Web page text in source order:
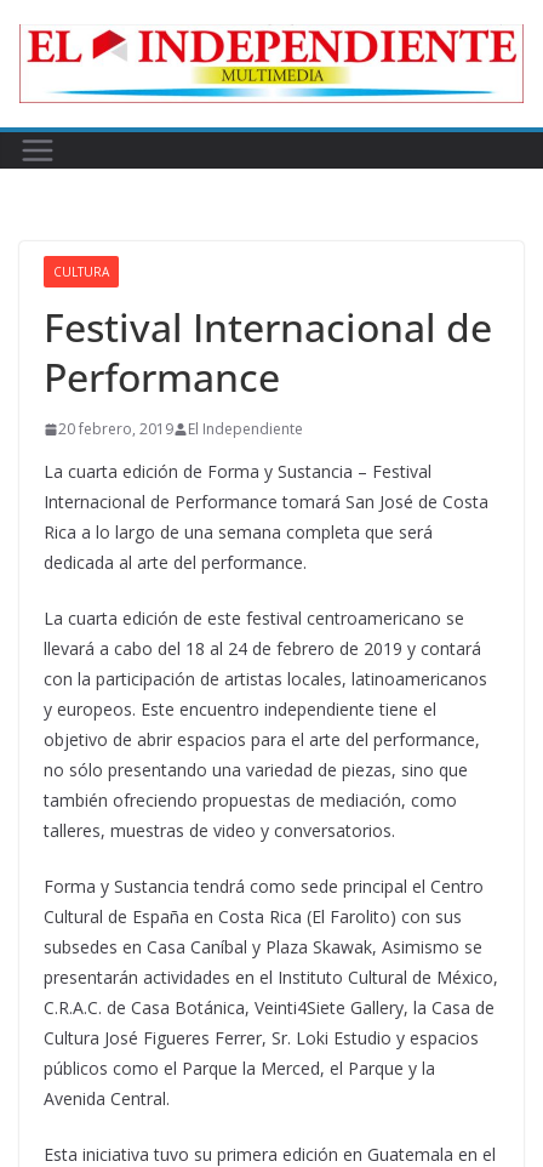
CULTURA
Festival Internacional de
Performance
20 febrero, 2019 El Independiente
La cuarta edición de Forma y Sustancia – Festival
Internacional de Performance tomará San José de Costa
Rica a lo largo de una semana completa que será
dedicada al arte del performance.
La cuarta edición de este festival centroamericano se
llevará a cabo del 18 al 24 de febrero de 2019 y contará
con la participación de artistas locales, latinoamericanos
y europeos. Este encuentro independiente tiene el
objetivo de abrir espacios para el arte del performance,
no sólo presentando una variedad de piezas, sino que
también ofreciendo propuestas de mediación, como
talleres, muestras de video y conversatorios.
Forma y Sustancia tendrá como sede principal el Centro
Cultural de España en Costa Rica (El Farolito) con sus
subsedes en Casa Caníbal y Plaza Skawak, Asimismo se
presentarán actividades en el Instituto Cultural de México,
C.R.A.C. de Casa Botánica, Veinti4Siete Gallery, la Casa de
Cultura José Figueres Ferrer, Sr. Loki Estudio y espacios
públicos como el Parque la Merced, el Parque y la
Avenida Central.
Esta iniciativa tuvo su primera edición en Guatemala en el